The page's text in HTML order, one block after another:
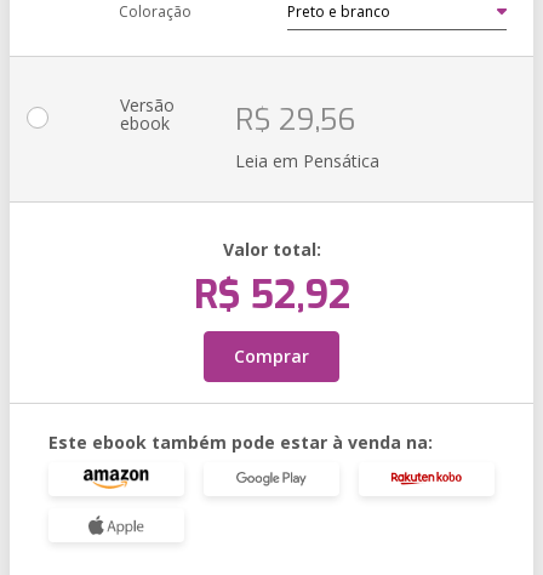
Coloração
Versão
ebook R$ 29,56
Leia em Pensática
Valor total:
R$ 52,92
Comprar
Este ebook também pode estar à venda na: